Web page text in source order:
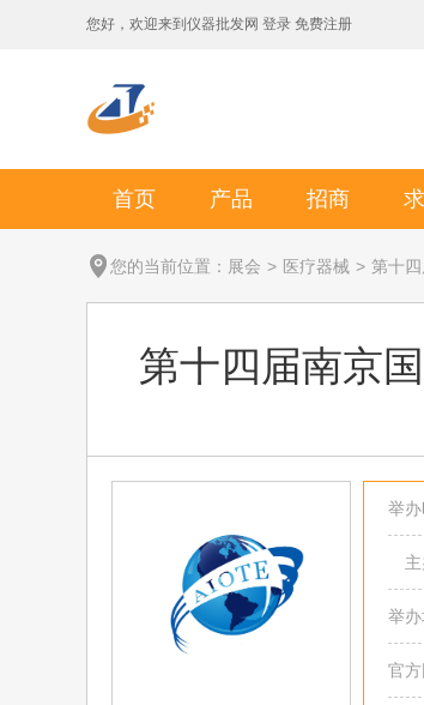
您好，欢迎来到 仪器批发网 登录 免费注册
首页 产品 招商
您的当前位置： 展会 > 医疗器械 > 第十
第十四届南京
举办
主
举办
官方